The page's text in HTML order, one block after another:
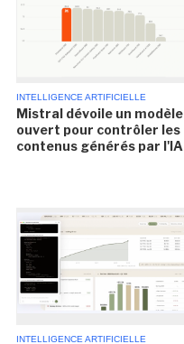
INTELLIGENCE ARTIFICIELLE
Mistral dévoile un modèle
ouvert pour contrôler les
contenus générés par l'IA
INTELLIGENCE ARTIFICIELLE